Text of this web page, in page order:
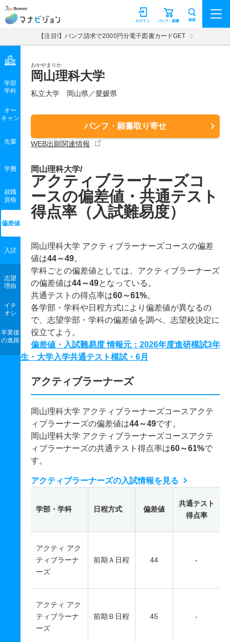
マナビジョン パンフ・願書
ログイン 検索
【注目!】パンフ請求で2000円分電子図書カードGET
おかやまりか
岡山理科大学
私立大学 岡山県／愛媛県
パンフ・願書取り寄せ
WEB出願関連情報
学部
学科
オー
キャン
先輩
学費
就職
資格
偏差値
入試
志望
理由
イチ
オシ
卒業後
の進路
岡山理科大学/
アクティブラーナーズコ
ースの偏差値・共通テスト
得点率（入試難易度）
岡山理科大学 アクティブラーナーズコースの偏差
値は44～49。
学科ごとの偏差値としては、アクティブラーナーズ
の偏差値は44～49となっている。
共通テストの得点率は60～61%。
各学部・学科や日程方式により偏差値が異なるの
で、志望学部・学科の偏差値を調べ、志望校決定に
役立てよう。
偏差値・入試難易度 情報元：2026年度進研模試3年
生・大学入学共通テスト模試・6月
アクティブラーナーズ
岡山理科大学 アクティブラーナーズコースアクテ
ィブラーナーズの偏差値は44～49です。
岡山理科大学 アクティブラーナーズコースアクテ
ィブラーナーズの共通テスト得点率は60～61%で
す。
アクティブラーナーズの入試情報を見る
学部・学科 日程方式 偏差値
共通テスト
得点率
アクティ アク
ティブラーナ
ーズ
前期Ａ日程 44 -
アクティ アク
ティブラーナ
ーズ
前期Ｂ日程 45 -